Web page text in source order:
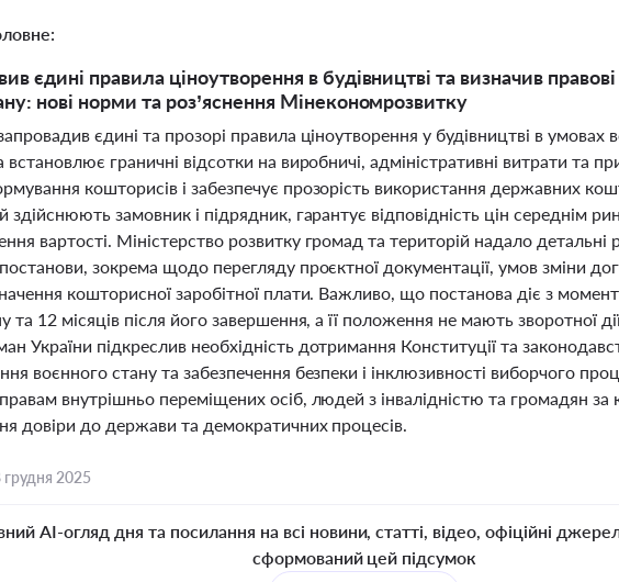
єдині правила ціноутворення в будівництві та визначив
нові норми та роз’яснення Мінекономрозвитку
єдині та прозорі правила ціноутворення у будівництві в умовах
встановлює граничні відсотки на виробничі, адміністративні витрати та
кошторисів і забезпечує прозорість використання державних
здійснюють замовник і підрядник, гарантує відповідність цін середнім
вартості. Міністерство розвитку громад та територій надало детальні
зокрема щодо перегляду проєктної документації, умов зміни
кошторисної заробітної плати. Важливо, що постанова діє з
та 12 місяців після його завершення, а її положення не мають зворотної
України підкреслив необхідність дотримання Конституції та
воєнного стану та забезпечення безпеки і інклюзивності виборчого
внутрішньо переміщених осіб, людей з інвалідністю та громадян
довіри до держави та демократичних процесів.
грудня 2025
AI-огляд дня та посилання на всі новини, статті, відео, офіційні
сформований цей підсумок